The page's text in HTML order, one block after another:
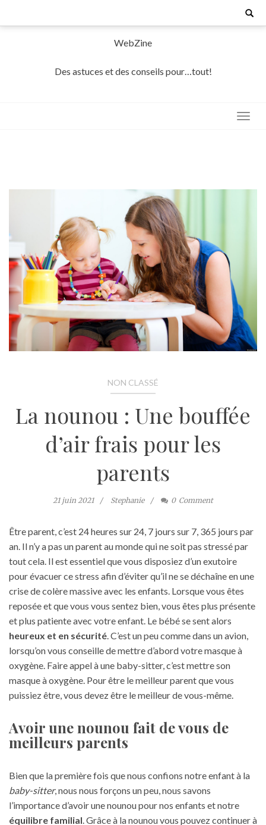
Search
WebZine
Des astuces et des conseils pour…tout!
NON CLASSÉ
La nounou : Une bouffée
d’air frais pour les
parents
21 juin 2021 Stephanie 0 Comment
Être parent, c’est 24 heures sur 24, 7 jours sur 7, 365 jours par
an. Il n’y a pas un parent au monde qui ne soit pas stressé par
tout cela. Il est essentiel que vous disposiez d’un exutoire
pour évacuer ce stress afin d’éviter qu’il ne se déchaîne en une
crise de colère massive avec les enfants. Lorsque vous êtes
reposée et que vous vous sentez bien, vous êtes plus présente
et plus patiente avec votre enfant. Le bébé se sent alors
heureux et en sécurité. C’est un peu comme dans un avion,
lorsqu’on vous conseille de mettre d’abord votre masque à
oxygène. Faire appel à une baby-sitter, c’est mettre son
masque à oxygène. Pour être le meilleur parent que vous
puissiez être, vous devez être le meilleur de vous-même.
Avoir une nounou fait de vous de
meilleurs parents
Bien que la première fois que nous confions notre enfant à la
baby-sitter, nous nous forçons un peu, nous savons
l’importance d’avoir une nounou pour nos enfants et notre
équilibre familial. Grâce à la nounou vous pouvez continuer à